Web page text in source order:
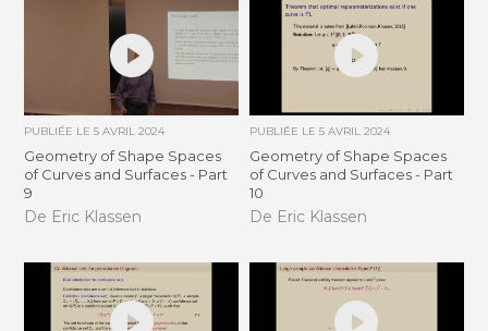
PUBLIÉE LE5 AVRIL 2024
Geometry of Shape Spaces
of Curves and Surfaces - Part
9
De Eric Klassen
PUBLIÉE LE 5 AVRIL 2024
Geometry of Shape Spaces
of Curves and Surfaces - Part
10
De Eric Klassen